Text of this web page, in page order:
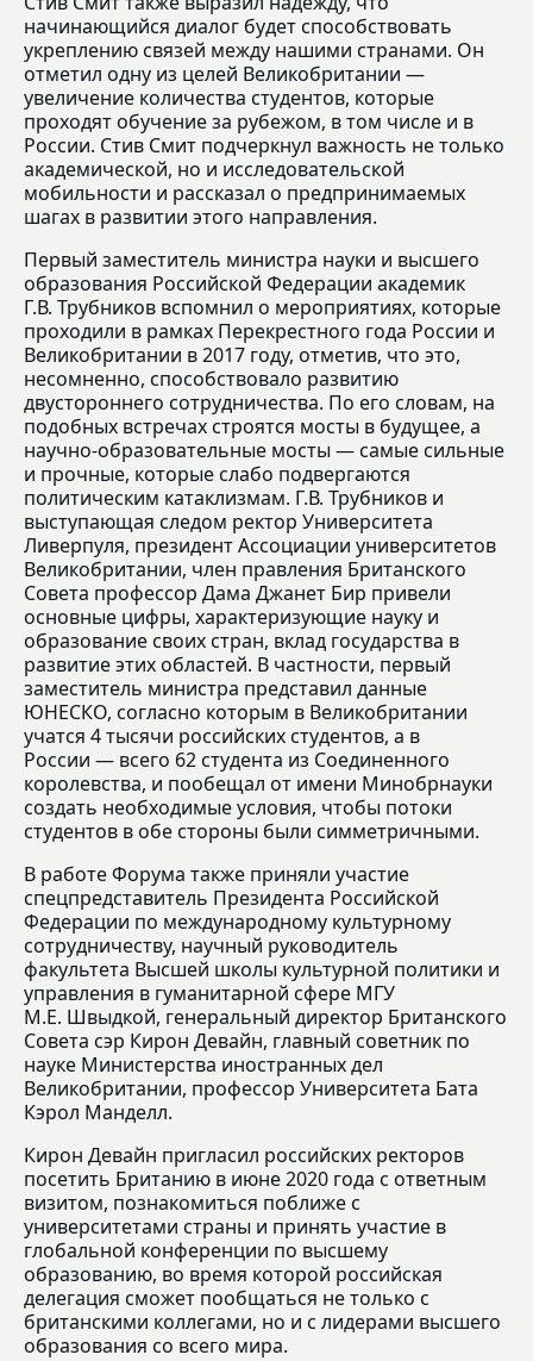
начинающийся диалог будет способствовать
укреплению связей между нашими странами. Он
отметил одну из целей Великобритании —
увеличение количества студентов, которые
проходят обучение за рубежом, в том числе и в
России. Стив Смит подчеркнул важность не только
академической, но и исследовательской
мобильности и рассказал о предпринимаемых
шагах в развитии этого направления.
Первый заместитель министра науки и высшего
образования Российской Федерации академик
Г.В. Трубников вспомнил о мероприятиях, которые
проходили в рамках Перекрестного года России и
Великобритании в 2017 году, отметив, что это,
несомненно, способствовало развитию
двустороннего сотрудничества. По его словам, на
подобных встречах строятся мосты в будущее, а
научно-образовательные мосты — самые сильные
и прочные, которые слабо подвергаются
политическим катаклизмам. Г.В. Трубников и
выступающая следом ректор Университета
Ливерпуля, президент Ассоциации университетов
Великобритании, член правления Британского
Совета профессор Дама Джанет Бир привели
основные цифры, характеризующие науку и
образование своих стран, вклад государства в
развитие этих областей. В частности, первый
заместитель министра представил данные
ЮНЕСКО, согласно которым в Великобритании
учатся 4 тысячи российских студентов, а в
России — всего 62 студента из Соединенного
королевства, и пообещал от имени Минобрнауки
создать необходимые условия, чтобы потоки
студентов в обе стороны были симметричными.
В работе Форума также приняли участие
спецпредставитель Президента Российской
Федерации по международному культурному
сотрудничеству, научный руководитель
факультета Высшей школы культурной политики и
управления в гуманитарной сфере МГУ
М.Е. Швыдкой, генеральный директор Британского
Совета сэр Кирон Девайн, главный советник по
науке Министерства иностранных дел
Великобритании, профессор Университета Бата
Кэрол Манделл.
Кирон Девайн пригласил российских ректоров
посетить Британию в июне 2020 года с ответным
визитом, познакомиться поближе с
университетами страны и принять участие в
глобальной конференции по высшему
образованию, во время которой российская
делегация сможет пообщаться не только с
британскими коллегами, но и с лидерами высшего
образования со всего мира.